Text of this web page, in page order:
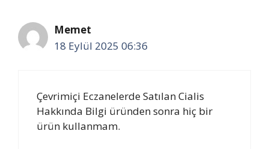
Memet
18 Eylül 2025 06:36
Çevrimiçi Eczanelerde Satılan Cialis
Hakkında Bilgi üründen sonra hiç bir
ürün kullanmam.